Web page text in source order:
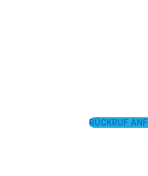
RÜCKRUF